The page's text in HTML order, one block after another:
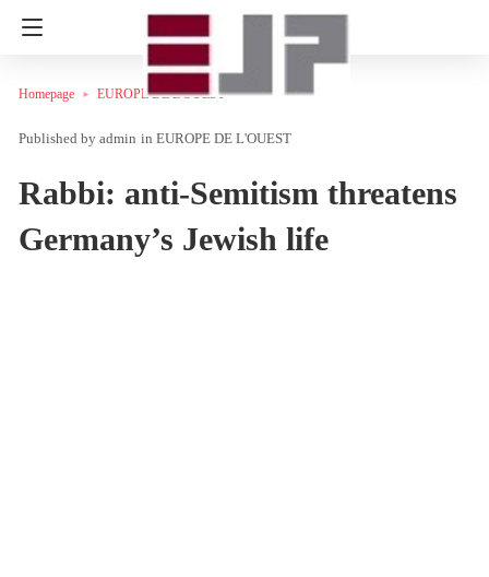
Homepage EUROPE DE L'OUEST
admin in EUROPE DE L'OUEST
Rabbi: anti-Semitism threatens
Germany’s Jewish life